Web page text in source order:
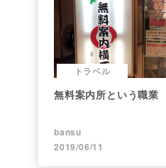
トラベル
無料案内所という職業
bansu
2019/06/11